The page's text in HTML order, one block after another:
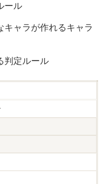
ール
ャラが作れるキャラ
判定ルール